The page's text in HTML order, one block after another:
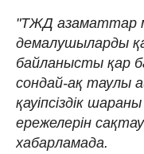
"ТЖД азаматтар
демалушыларды
байланысты қар
сондай-ақ таулы
қауіпсіздік
ережелерін
хабарламада.